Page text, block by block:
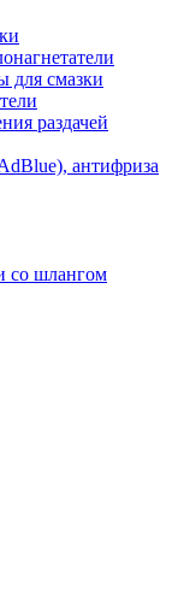
для смазки
раздачей
антифриза
со шлангом